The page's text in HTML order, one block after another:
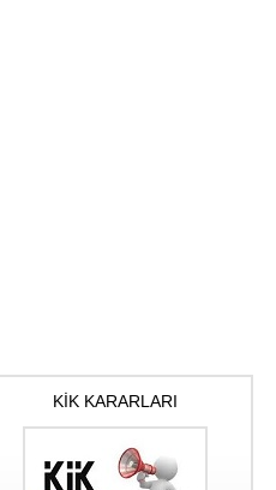
KİK KARARLARI